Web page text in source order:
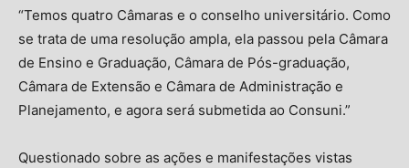
“Temos quatro Câmaras e o conselho universitário. Como
se trata de uma resolução ampla, ela passou pela Câmara
de Ensino e Graduação, Câmara de Pós-graduação,
Câmara de Extensão e Câmara de Administração e
Planejamento, e agora será submetida ao Consuni.”
Questionado sobre as ações e manifestações vistas